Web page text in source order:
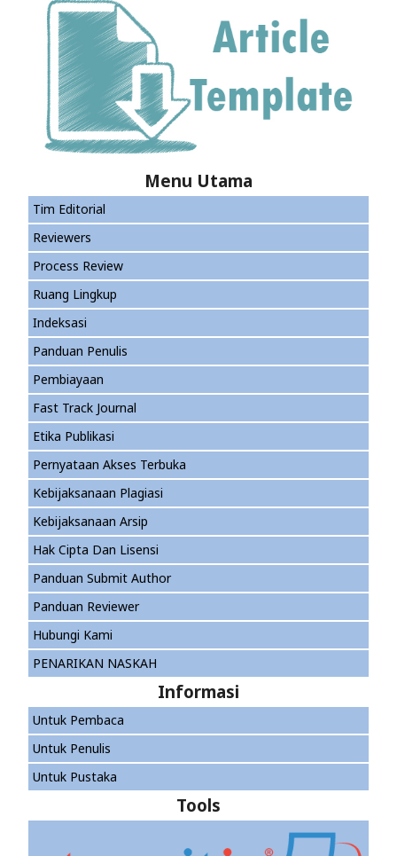
Menu Utama
Tim Editorial
Reviewers
Process Review
Ruang Lingkup
Indeksasi
Panduan Penulis
Pembiayaan
Fast Track Journal
Etika Publikasi
Pernyataan Akses Terbuka
Kebijaksanaan Plagiasi
Kebijaksanaan Arsip
Hak Cipta Dan Lisensi
Panduan Submit Author
Panduan Reviewer
Hubungi Kami
PENARIKAN NASKAH
Informasi
Untuk Pembaca
Untuk Penulis
Untuk Pustaka
Tools